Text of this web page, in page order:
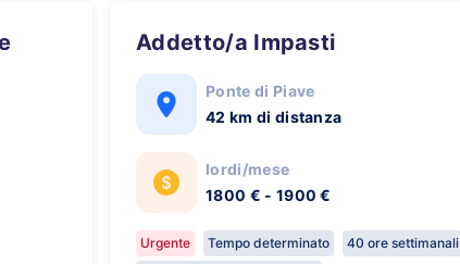
Addetto/a Impasti
Ponte di Piave
42 km di distanza
lordi/mese
1800 € - 1900 €
Urgente Tempo determinato
40 ore settimanali